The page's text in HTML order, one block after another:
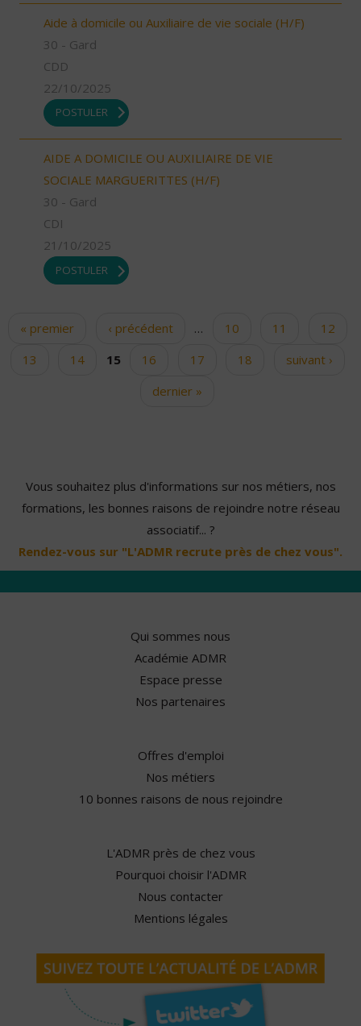
Aide à domicile ou Auxiliaire de vie sociale (H/F)
30 - Gard
CDD
22/10/2025
POSTULER
AIDE A DOMICILE OU AUXILIAIRE DE VIE
SOCIALE MARGUERITTES (H/F)
30 - Gard
CDI
21/10/2025
POSTULER
Pages
« premier ‹ précédent … 10 11
12
13
14 15 16 17 18
suivant ›
dernier »
Vous souhaitez plus d'informations sur nos métiers, nos
formations, les bonnes raisons de rejoindre notre réseau
associatif... ?
Rendez-vous sur "L'ADMR recrute près de chez vous".
Qui sommes nous
Académie ADMR
Espace presse
Nos partenaires
Offres d'emploi
Nos métiers
10 bonnes raisons de nous rejoindre
L'ADMR près de chez vous
Pourquoi choisir l'ADMR
Nous contacter
Mentions légales